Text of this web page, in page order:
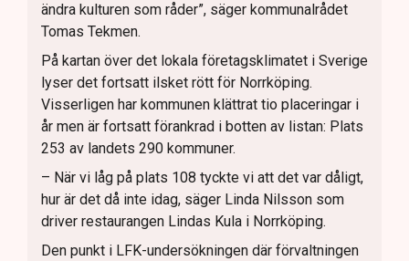
ändra kulturen som råder”, säger kommunalrådet
Tomas Tekmen.
På kartan över det lokala företagsklimatet i Sverige
lyser det fortsatt ilsket rött för Norrköping.
Visserligen har kommunen klättrat tio placeringar i
år men är fortsatt förankrad i botten av listan: Plats
253 av landets 290 kommuner.
– När vi låg på plats 108 tyckte vi att det var dåligt,
hur är det då inte idag, säger Linda Nilsson som
driver restaurangen Lindas Kula i Norrköping.
Den punkt i LFK-undersökningen där förvaltningen